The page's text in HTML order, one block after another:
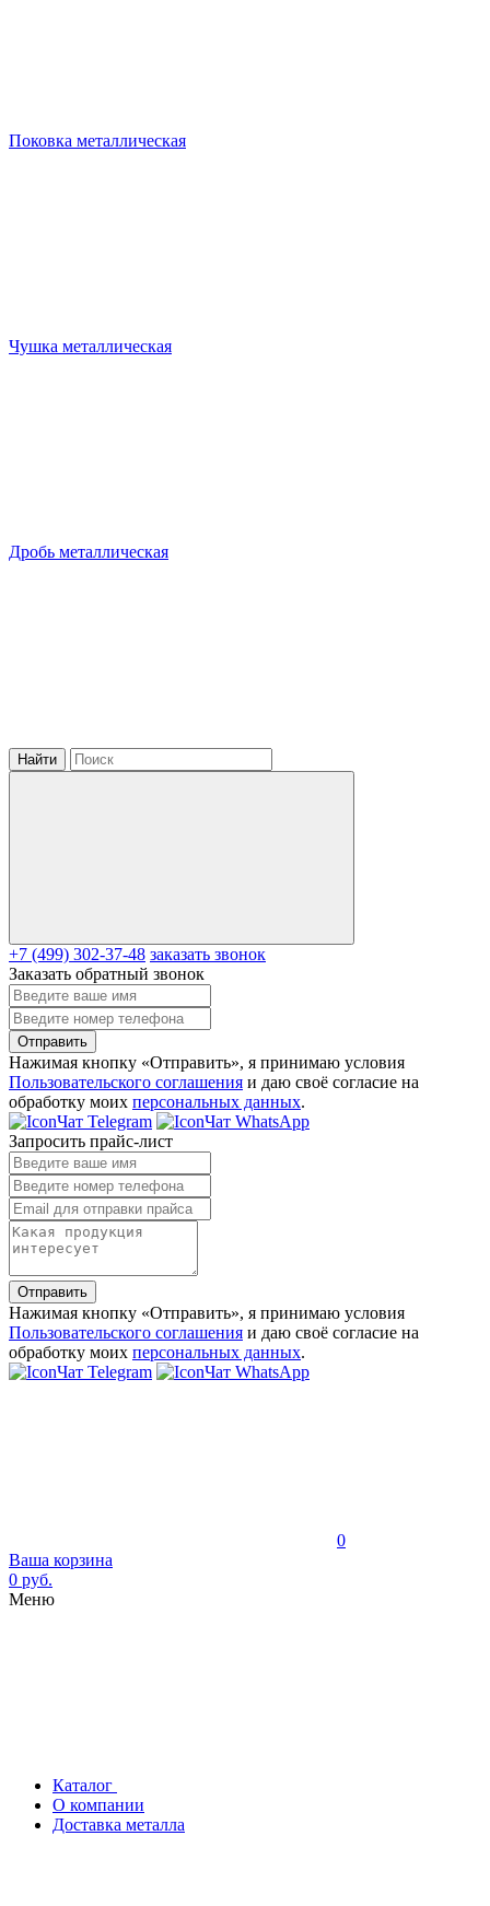
Поковка металлическая
Чушка металлическая
Дробь металлическая
Найти
+7 (499) 302-37-48 заказать звонок
Заказать обратный звонок
Отправить
Нажимая кнопку «Отправить», я принимаю условия
Пользовательского соглашения и даю своё согласие на
обработку моих персональных данных.
Чат Telegram
Чат WhatsApp
Запросить прайс-лист
Отправить
Нажимая кнопку «Отправить», я принимаю условия
Пользовательского соглашения и даю своё согласие на
обработку моих персональных данных.
Чат Telegram
Чат WhatsApp
0
Ваша корзина
0 руб.
Меню
Каталог
О компании
Доставка металла